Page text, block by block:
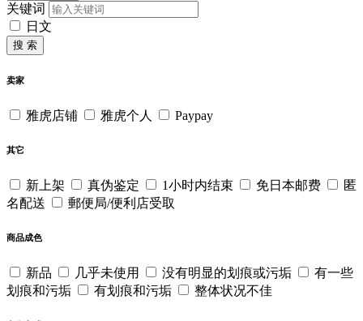
关键词
日文
搜 索
卖家
雅虎店铺 雅虎个人 Paypay
其它
新上架 真伪鉴定 1小时内结束 免日本邮费
匿
名配送
郵便局/便利店受取
商品成色
新品 几乎未使用 没有明显的划痕或污垢
有一些
划痕和污垢
有划痕和污垢 整体状况不佳